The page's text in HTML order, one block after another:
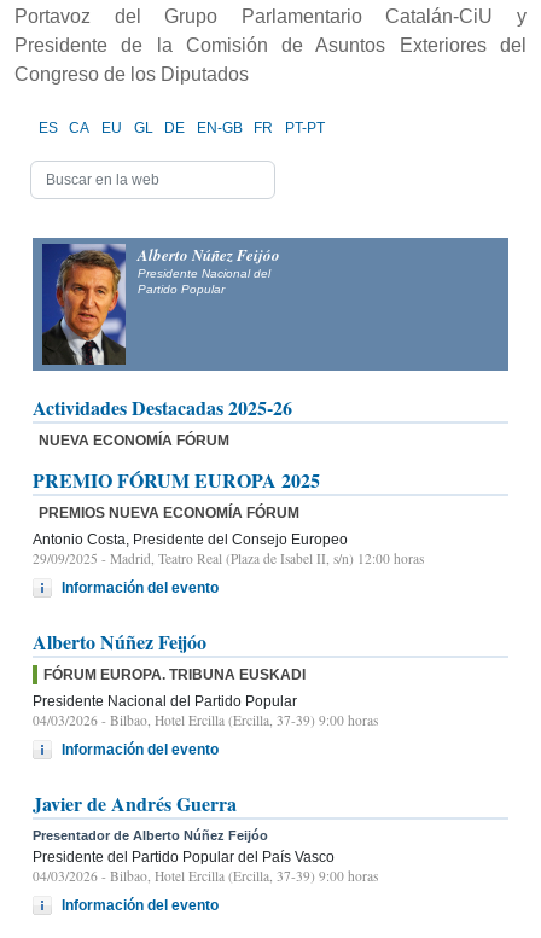
Portavoz del Grupo Parlamentario Catalán-CiU y
Presidente de la Comisión de Asuntos Exteriores del
Congreso de los Diputados
ES CA EU GL DE EN-GB FR PT-PT
Alberto Núñez Feijóo
Presidente Nacional del
Partido Popular
Actividades Destacadas 2025-26
NUEVA ECONOMÍA FÓRUM
PREMIO FÓRUM EUROPA 2025
PREMIOS NUEVA ECONOMÍA FÓRUM
Antonio Costa, Presidente del Consejo Europeo
29/09/2025 - Madrid, Teatro Real (Plaza de Isabel II, s/n) 12:00 horas
Información del evento
Alberto Núñez Feijóo
FÓRUM EUROPA. TRIBUNA EUSKADI
Presidente Nacional del Partido Popular
04/03/2026 - Bilbao, Hotel Ercilla (Ercilla, 37-39) 9:00 horas
Información del evento
Javier de Andrés Guerra
Presentador de Alberto Núñez Feijóo
Presidente del Partido Popular del País Vasco
04/03/2026 - Bilbao, Hotel Ercilla (Ercilla, 37-39) 9:00 horas
Información del evento